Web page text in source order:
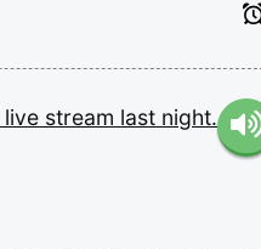
live stream last night.